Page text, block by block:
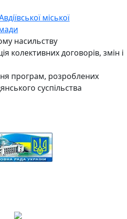
міської
насильству
колективних договорів, змін і
програм, розроблених
суспільства